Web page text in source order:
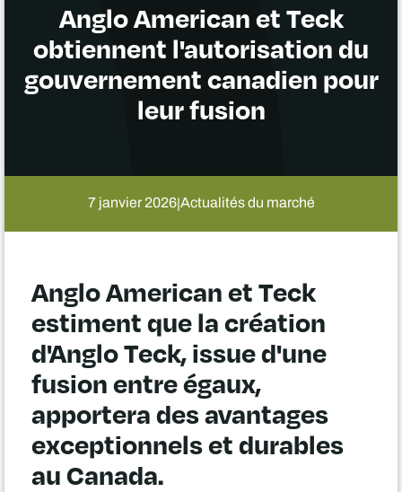
Anglo American et Teck
obtiennent l'autorisation du
gouvernement canadien pour
leur fusion
7 janvier 2026|Actualités du marché
Anglo American et Teck
estiment que la création
d'Anglo Teck, issue d'une
fusion entre égaux,
apportera des avantages
exceptionnels et durables
au Canada.